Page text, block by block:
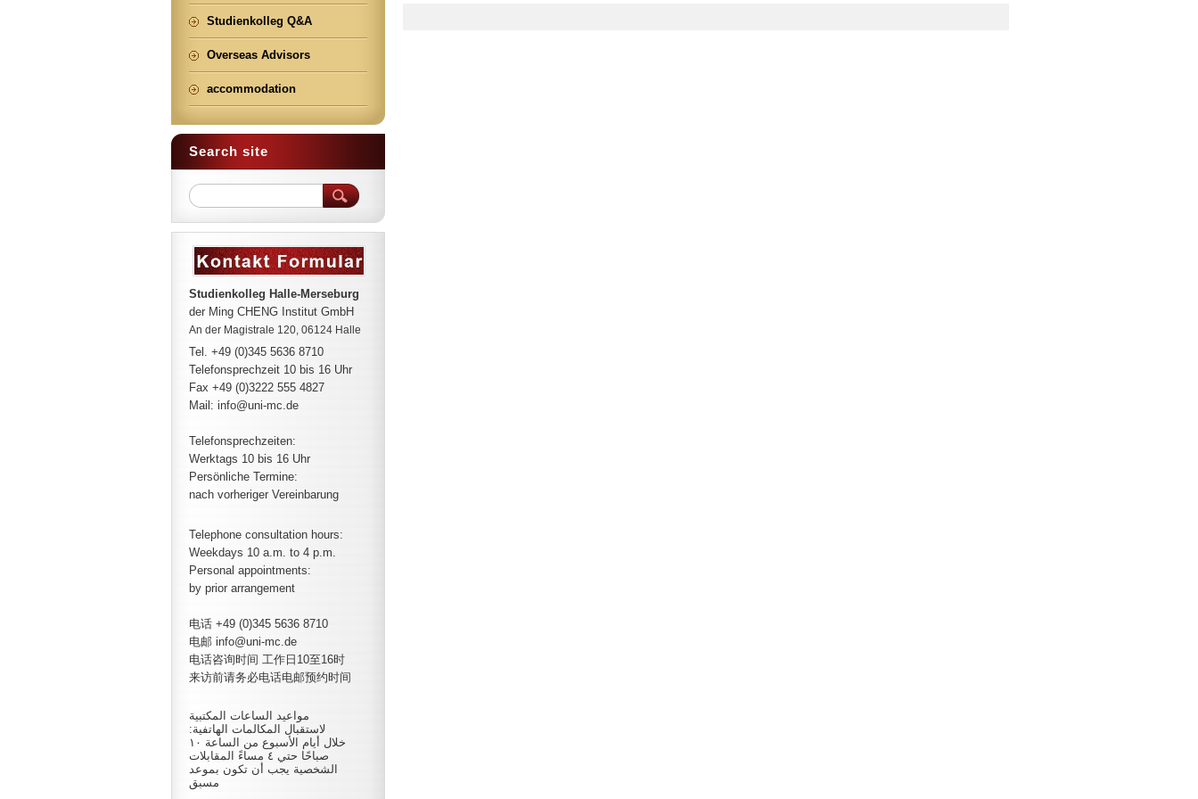
Studienkolleg Q&A
Overseas Advisors
accommodation
Search site
Studienkolleg Halle-Merseburg
der Ming CHENG Institut GmbH
An der Magistrale 120, 06124 Halle
Tel. +49 (0)345 5636 8710
Telefonsprechzeit 10 bis 16 Uhr
Fax +49 (0)3222 555 4827
Mail: info@uni-mc.de
Telefonsprechzeiten:
Werktags 10 bis 16 Uhr
Persönliche Termine:
nach vorheriger Vereinbarung
Telephone consultation hours:
Weekdays 10 a.m. to 4 p.m.
Personal appointments:
by prior arrangement
电话 +49 (0)345 5636 8710
电邮 info@uni-mc.de
电话咨询时间 工作日10至16时
来访前请务必电话电邮预约时间
مواعيد الساعات المكتبية
لاستقبال المكالمات الهاتفية:
خلال أيام الأسبوع من الساعة ١٠
صباحًا حتي ٤ مساءً المقابلات
الشخصية يجب أن تكون بموعد
مسبق